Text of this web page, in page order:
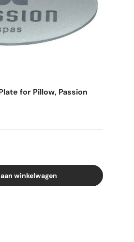
for Pillow, Passion
winkelwagen